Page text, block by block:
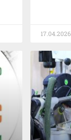
17.04.2026